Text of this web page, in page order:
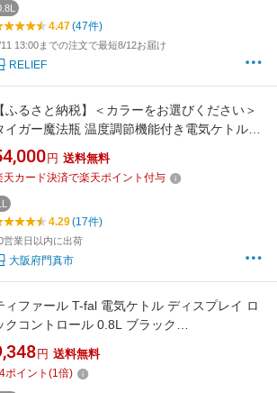
4.47(47件)
13:00までの注文で最短8/12お届け
RELIEF
【ふるさと納税】＜カラーをお選びください＞
イガー魔法瓶 温度調節機能付き電気ケトル
A100 【 大阪府門真市 家電 電化製品 キッ
ン家電 生活家電 新生活 新生活応援 】
円 送料無料
天カード決済で楽天ポイント付与
4.29(17件)
営業日以内に出荷
大阪府門真市
ィファール T-fal 電気ケトル ディスプレイ ロ
クコントロール 0.8L ブラック
〈KO8568JP〉
円 送料無料
ポイント (1倍)